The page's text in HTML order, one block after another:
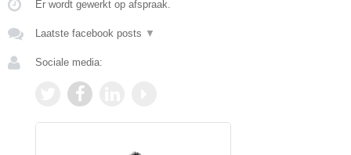
Er wordt gewerkt op afspraak.
Laatste facebook posts ▼
Sociale media: